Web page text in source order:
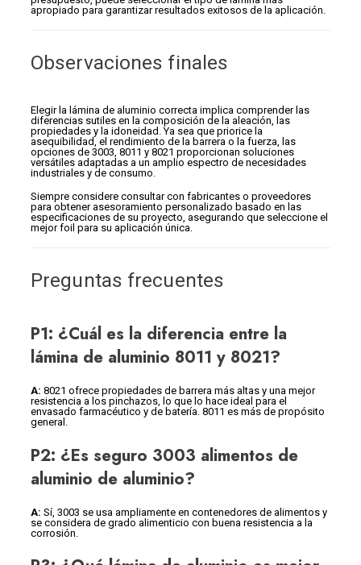
apropiado para garantizar resultados exitosos de la aplicación.
Observaciones finales
Elegir la lámina de aluminio correcta implica comprender las
diferencias sutiles en la composición de la aleación, las
propiedades y la idoneidad. Ya sea que priorice la
asequibilidad, el rendimiento de la barrera o la fuerza, las
opciones de 3003, 8011 y 8021 proporcionan soluciones
versátiles adaptadas a un amplio espectro de necesidades
industriales y de consumo.
Siempre considere consultar con fabricantes o proveedores
para obtener asesoramiento personalizado basado en las
especificaciones de su proyecto, asegurando que seleccione el
mejor foil para su aplicación única.
Preguntas frecuentes
P1: ¿Cuál es la diferencia entre la
lámina de aluminio 8011 y 8021?
A: 8021 ofrece propiedades de barrera más altas y una mejor
resistencia a los pinchazos, lo que lo hace ideal para el
envasado farmacéutico y de batería. 8011 es más de propósito
general.
P2: ¿Es seguro 3003 alimentos de
aluminio de aluminio?
A: Sí, 3003 se usa ampliamente en contenedores de alimentos y
se considera de grado alimenticio con buena resistencia a la
corrosión.